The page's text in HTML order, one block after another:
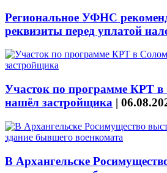
Региональное УФНС
реквизиты перед уплатой
Участок по программе КРТ в
нашёл застройщика |
В Архангельске